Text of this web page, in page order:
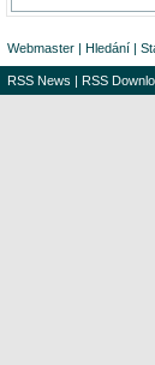
Webmaster | Hledání |
RSS News | RSS